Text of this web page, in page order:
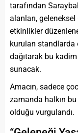
tarafından
alanları,
etkinlikler
kurulan standlarda
dağıtarak bu
sunacak.
Amacın, sadece
zamanda halkın
olduğu vurgulandı.